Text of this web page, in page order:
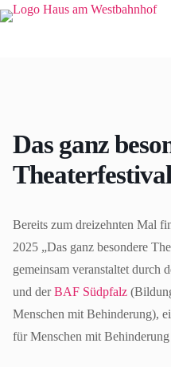
Zum
Inhalt
Das ganz
Theaterfestival
Bereits zum dreizehnten Mal
2025 „Das ganz besondere
gemeinsam veranstaltet durch
und derBAF Südpfalz
Menschen mit Behinderung),
für Menschen mit